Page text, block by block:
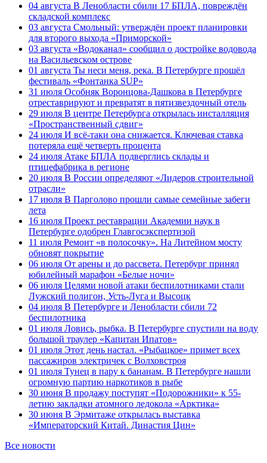
04 августа В Ленобласти сбили 17 БПЛА, повреждён
складской комплекс
03 августа Смольный: утверждён проект планировки
для второго выхода «Приморской»
03 августа «Водоканал» сообщил о достройке водовода
на Васильевском острове
01 августа Ты неси меня, река. В Петербурге прошёл
фестиваль «Фонтанка SUP»
31 июля Особняк Воронцова-Дашкова в Петербурге
отреставрируют и превратят в пятизвездочный отель
29 июля В центре Петербурга открылась инсталляция
«Пространственный сдвиг»
24 июля И всё-таки она снижается. Ключевая ставка
потеряла ещё четверть процента
24 июля Атаке БПЛА подверглись склады и
птицефабрика в регионе
20 июля В России определяют «Лидеров строительной
отрасли»
17 июля В Парголово прошли самые семейные забеги
лета
16 июля Проект реставрации Академии наук в
Петербурге одобрен Главгосэкспертизой
11 июля Ремонт «в полосочку». На Литейном мосту
обновят покрытие
06 июля От арены и до рассвета. Петербург принял
юбилейный марафон «Белые ночи»
06 июля Целями новой атаки беспилотниками стали
Лужский полигон, Усть-Луга и Высоцк
04 июля В Петербурге и Ленобласти сбили 72
беспилотника
01 июля Ловись, рыбка. В Петербурге спустили на воду
большой траулер «Капитан Ипатов»
01 июля Этот день настал. «Рыбацкое» примет всех
пассажиров электричек с Волховстроя
01 июля Тунец в пару к бананам. В Петербурге нашли
огромную партию наркотиков в рыбе
30 июня В продажу поступят «Подорожники» к 55-
летию закладки атомного ледокола «Арктика»
30 июня В Эрмитаже открылась выставка
«Императорский Китай. Династия Цин»
Все новости